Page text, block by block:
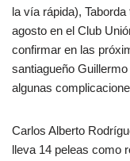
la vía rápida),
agosto en el Club
confirmar en las
santiagueño
algunas
Carlos Alberto
lleva 14 peleas como